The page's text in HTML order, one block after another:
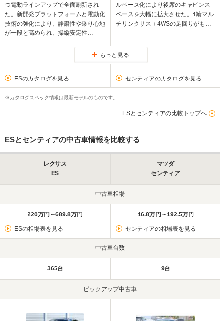
つ電動ラインアップで全面刷新され
た。新開発プラットフォームと電動化
技術の強化により、静粛性や乗り心地
が一段と高められ、操縦安定性…
ルベース化により後席のキャビンス
ペースを大幅に拡大させた。4輪マル
チリンクサス＋4WSの足回りがも…
もっと見る
ESのカタログを見る センティアのカタログを見る
※カタログスペック情報は最新モデルのものです。
ESとセンティアの比較トップへ
ESとセンティアの中古車情報を比較する
レクサス
ES
マツダ
センティア
中古車相場
220万円～689.8万円
ESの相場表を見る
46.8万円～192.5万円
センティアの相場表を見る
中古車台数
365台 9台
ピックアップ中古車